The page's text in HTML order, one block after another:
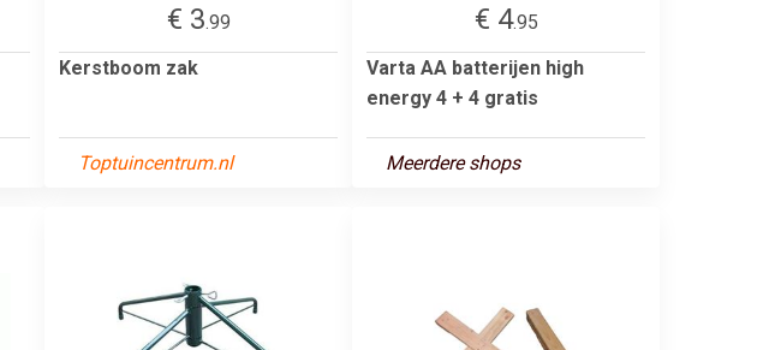
€ 3.99
Kerstboom zak
Toptuincentrum.nl
€ 4.95
Varta AA batterijen high
energy 4 + 4 gratis
Meerdere shops